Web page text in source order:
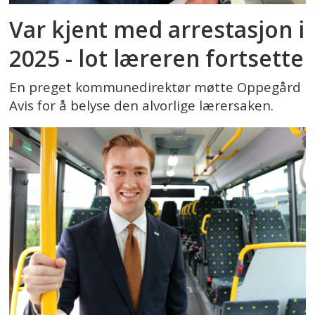
Var kjent med arrestasjon i
2025 - lot læreren fortsette
En preget kommunedirektør møtte Oppegård
Avis for å belyse den alvorlige lærersaken.